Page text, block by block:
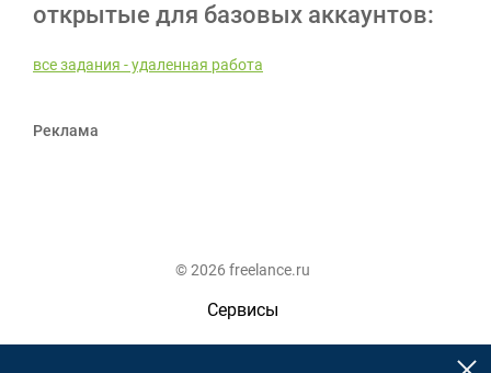
открытые для базовых аккаунтов:
все задания - удаленная работа
Реклама
© 2026 freelance.ru
Сервисы
Помощь